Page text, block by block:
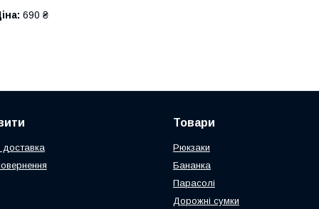
690 ₴
Товари
Рюкзаки
Бананка
Парасолі
Дорожні сумки